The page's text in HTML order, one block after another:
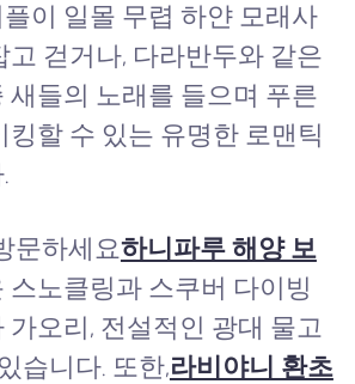
이 일몰 무렵 하얀 모래사
고 걷거나, 다라반두와 같은
새들의 노래를 들으며 푸른
킹할 수 있는 유명한 로맨틱
문하세요하니파루 해양 보
스노클링과 스쿠버 다이빙
가오리, 전설적인 광대 물고
습니다. 또한,라비야니 환초